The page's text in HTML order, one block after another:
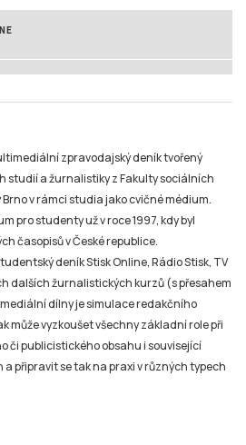
zpravodajský deník tvořený
studií a žurnalistiky z Fakulty sociálních
v rámci studia jako cvičné médium.
pro studenty už v roce 1997, kdy byl
časopisů v České republice.
deník Stisk Online, Rádio Stisk, TV
dalších žurnalistických kurzů (s přesahem
dílny je simulace redakčního
může vyzkoušet všechny základní role při
či publicistického obsahu i související
připravit se tak na praxi v různých typech